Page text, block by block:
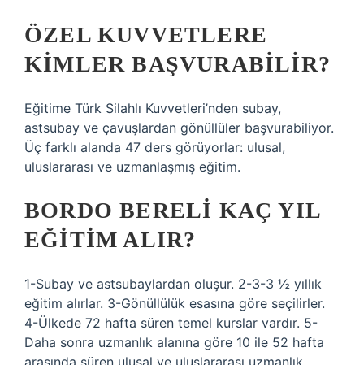
ÖZEL KUVVETLERE
KIMLER BAŞVURABILIR?
Eğitime Türk Silahlı Kuvvetleri’nden subay,
astsubay ve çavuşlardan gönüllüler başvurabiliyor.
Üç farklı alanda 47 ders görüyorlar: ulusal,
uluslararası ve uzmanlaşmış eğitim.
BORDO BERELI KAÇ YIL
EĞITIM ALIR?
1-Subay ve astsubaylardan oluşur. 2-3-3 ½ yıllık
eğitim alırlar. 3-Gönüllülük esasına göre seçilirler.
4-Ülkede 72 hafta süren temel kurslar vardır. 5-
Daha sonra uzmanlık alanına göre 10 ile 52 hafta
arasında süren ulusal ve uluslararası uzmanlık